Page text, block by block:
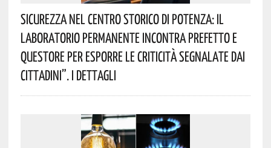
Sicurezza Nel Centro Storico Di Potenza: Il
Laboratorio Permanente Incontra Prefetto E
Questore Per Esporre Le Criticità Segnalate Dai
Cittadini”. I Dettagli